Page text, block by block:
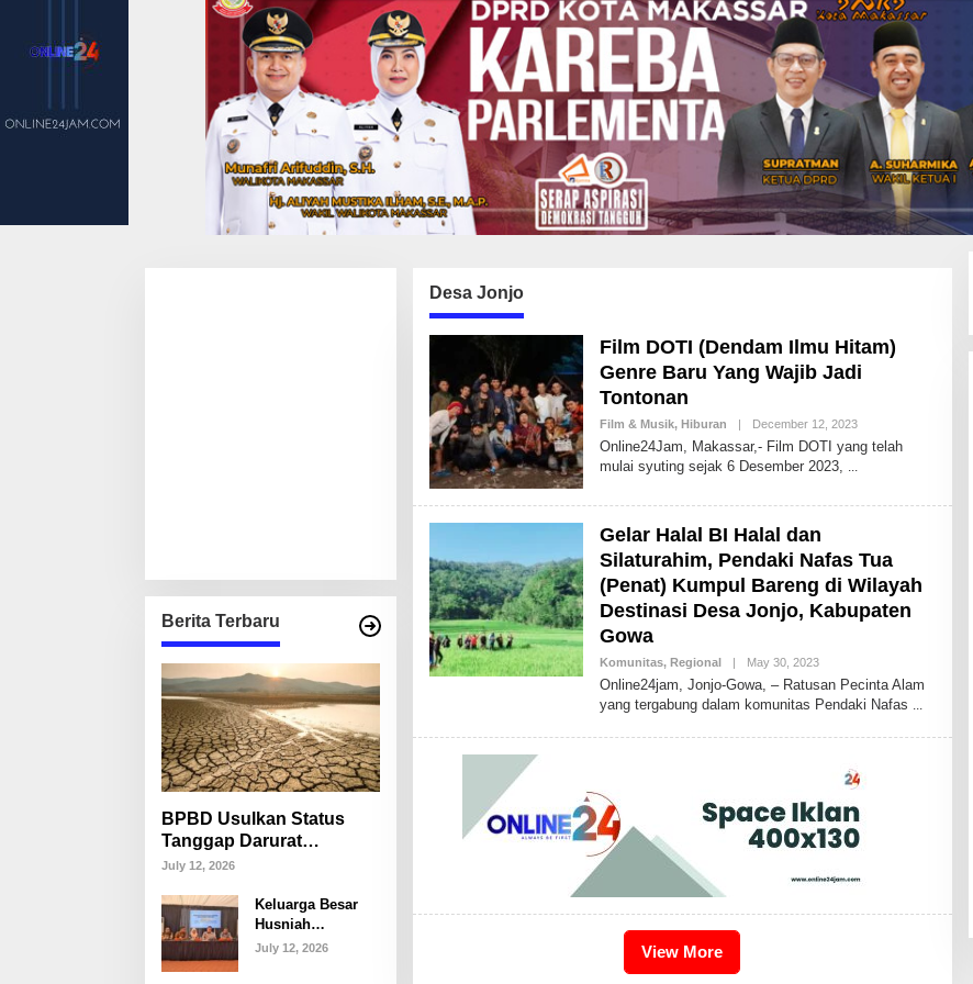
Berita Terbaru
BPBD Usulkan Status
Tanggap Darurat
Kekeringan di Makassar,
Mulai Krisis Air Bersih
July 12, 2026
Keluarga Besar
Husniah
Talenrang
July 12, 2026
Desa Jonjo
Film DOTI (Dendam Ilmu Hitam)
Genre Baru Yang Wajib Jadi
Tontonan
Film & Musik, Hiburan | December 12, 2023B
I
D
Online24Jam, Makassar,- Film DOTI yang telah
mulai syuting sejak 6 Desember 2023,
Gelar Halal BI Halal dan
Silaturahim, Pendaki Nafas Tua
(Penat) Kumpul Bareng di Wilayah
Destinasi Desa Jonjo, Kabupaten
Gowa
Komunitas, Regional | May 30, 2023B
I
D
I
Online24jam, Jonjo-Gowa, – Ratusan Pecinta Alam
yang tergabung dalam komunitas Pendaki Nafas
View More